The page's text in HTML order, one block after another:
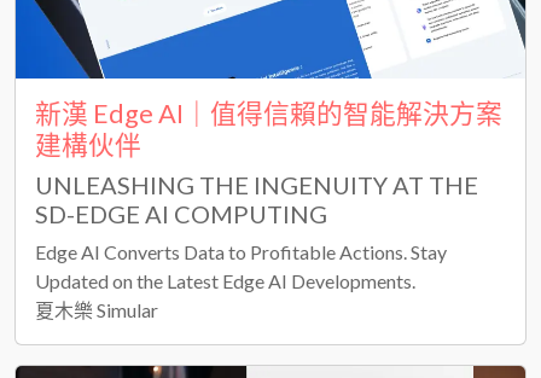
新漢 Edge AI｜值得信賴的智能解決方案
建構伙伴
UNLEASHING THE INGENUITY AT THE
SD-EDGE AI COMPUTING
Edge AI Converts Data to Profitable Actions. Stay
Updated on the Latest Edge AI Developments.
夏木樂 Simular